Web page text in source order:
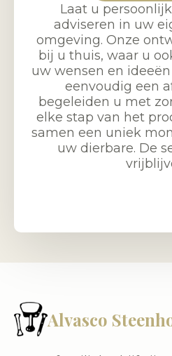
Laat u
adviseren in uw
omgeving. Onze
bij u thuis, waar u
uw wensen en
eenvoudig een
begeleiden u met
elke stap van het
samen een uniek
uw dierbare. De
Alvasco